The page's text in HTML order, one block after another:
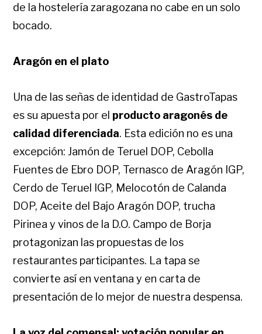
de la hostelería zaragozana no cabe en un solo
bocado.
Aragón en el plato
Una de las señas de identidad de GastroTapas
es su apuesta por el producto aragonés de
calidad diferenciada. Esta edición no es una
excepción: Jamón de Teruel DOP, Cebolla
Fuentes de Ebro DOP, Ternasco de Aragón IGP,
Cerdo de Teruel IGP, Melocotón de Calanda
DOP, Aceite del Bajo Aragón DOP, trucha
Pirinea y vinos de la D.O. Campo de Borja
protagonizan las propuestas de los
restaurantes participantes. La tapa se
convierte así en ventana y en carta de
presentación de lo mejor de nuestra despensa.